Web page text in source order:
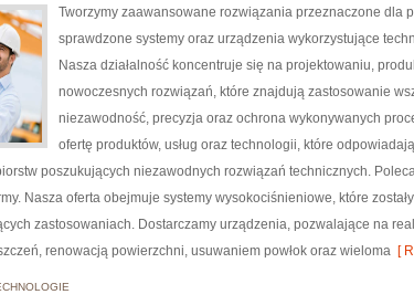
Tworzymy zaawansowane rozwiązania przeznaczone dla
sprawdzone systemy oraz urządzenia wykorzystujące
Nasza działalność koncentruje się na projektowaniu,
nowoczesnych rozwiązań, które znajdują zastosowanie
niezawodność, precyzja oraz ochrona wykonywanych
ofertę produktów, usług oraz technologii, które
poszukujących niezawodnych rozwiązań technicznych.
Nasza oferta obejmuje systemy wysokociśnieniowe, które
zastosowaniach. Dostarczamy urządzenia, pozwalające na
renowacją powierzchni, usuwaniem powłok oraz wieloma [